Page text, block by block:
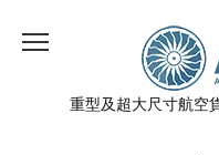
重型及超大尺寸航空